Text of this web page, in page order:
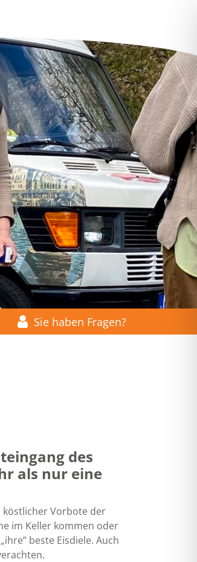
Sie haben Fragen?
des
als nur eine
köstlicher Vorbote der
im Keller kommen oder
beste Eisdiele. Auch